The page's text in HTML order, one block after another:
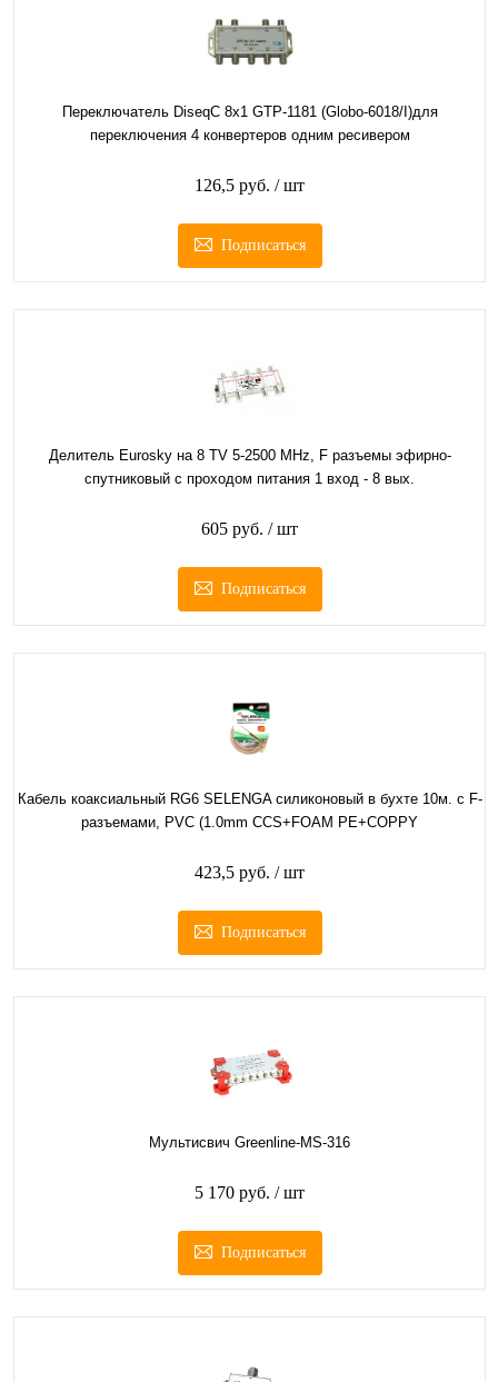
Переключатель DiseqC 8х1 GTP-1181 (Globo-6018/I)для
переключения 4 конвертеров одним ресивером
126,5 руб. / шт
Подписаться
Делитель Eurosky на 8 TV 5-2500 MHz, F разъемы эфирно-
спутниковый с проходом питания 1 вход - 8 вых.
605 руб. / шт
Подписаться
Кабель коаксиальный RG6 SELENGA силиконовый в бухте 10м. с F-
разъемами, PVC (1.0mm CCS+FOAM PE+COPPY
423,5 руб. / шт
Подписаться
Мультисвич Greenline-MS-316
5 170 руб. / шт
Подписаться